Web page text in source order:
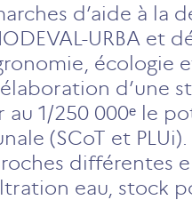
d’aide à la
URBA et
écologie
d’une
au 1/250 000ᵉ le
(SCoT et
différentes
eau, stock